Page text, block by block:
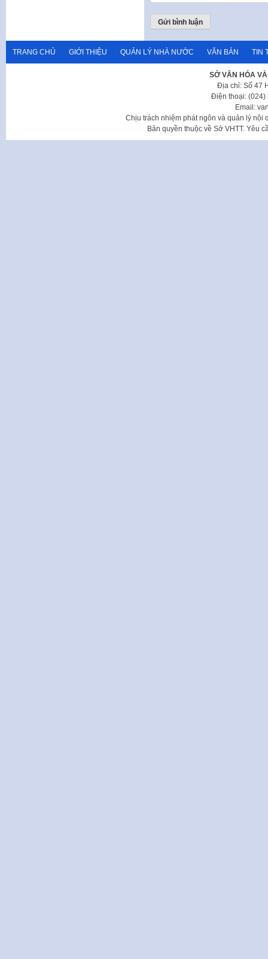
TRANG CHỦ GIỚI THIỆU QUẢN LÝ NHÀ NƯỚC VĂN BẢN TIN
SỞ VĂN HÓA
Địa chỉ: Số 47
Điện thoại: (024)
Email:
Chịu trách nhiệm phát ngôn và quản lý nội
Bản quyền thuộc về Sở VHTT. Yêu